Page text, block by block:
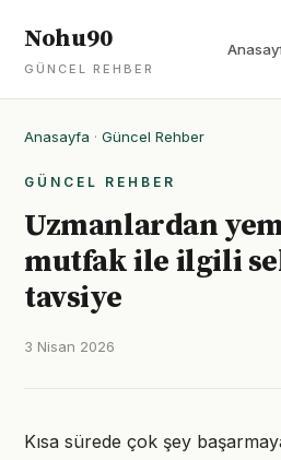
Nohu90
GÜNCEL REHBER
Anasayfa · Güncel Rehber
GÜNCEL REHBER
Uzmanlardan
mutfak ile ilgili
tavsiye
3 Nisan 2026
Kısa sürede çok şey